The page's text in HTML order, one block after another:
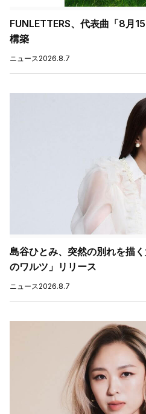
FUNLETTERS、代表曲「8月
構築
ニュース2026.8.7
島谷ひとみ、突然の別れを描
のワルツ」リリース
ニュース2026.8.7